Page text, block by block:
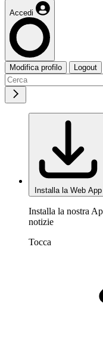
Accedi
Modifica profilo Logout
Installa la Web App
Installa la nostra
notizie
Tocca